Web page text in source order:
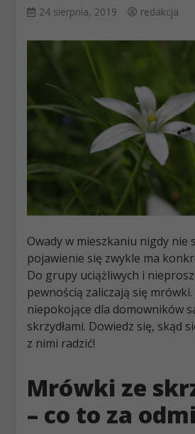
24 sierpnia, 2019 redakcja
Owady w mieszkaniu nigdy nie
pojawienie się zwykle ma
Do grupy uciążliwych i
pewnością zaliczają się
niepokojące dla domowników
skrzydłami. Dowiedz się, skąd
z nimi radzić!
Mrówki ze
– co to za